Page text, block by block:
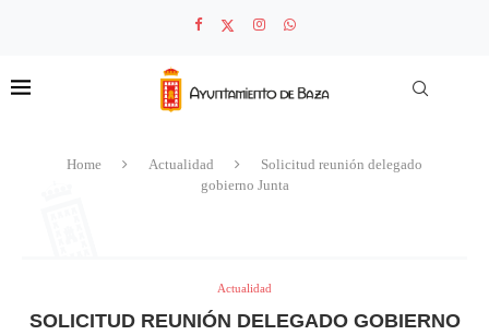
Home Actualidad
Solicitud reunión delegado
gobierno Junta
Actualidad
SOLICITUD REUNIÓN DELEGADO GOBIERNO